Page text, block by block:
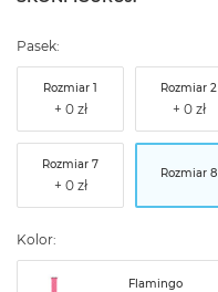
Pasek:
Rozmiar 1 Rozmiar 2
Rozmiar 7
Rozmiar 8
Kolor:
Flamingo